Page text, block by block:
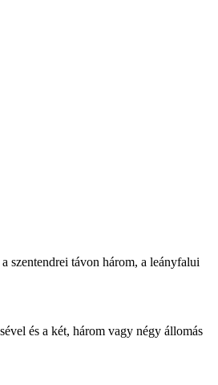
szentendrei távon három, a leányfalui
és a két, három vagy négy állomás